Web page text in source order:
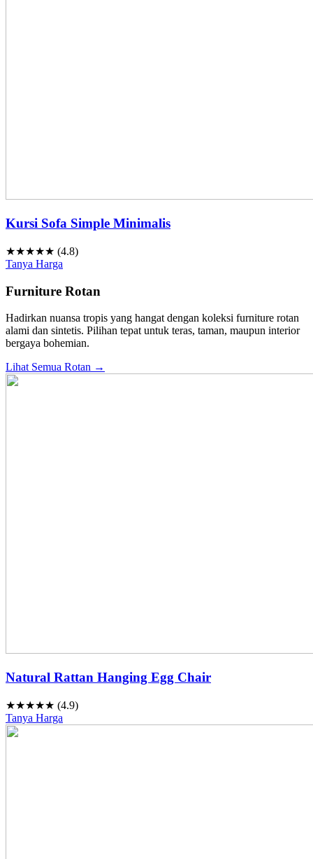
Kursi Sofa Simple Minimalis
★★★★★ (4.8)
Tanya Harga
Furniture Rotan
Hadirkan nuansa tropis yang hangat dengan koleksi furniture rotan
alami dan sintetis. Pilihan tepat untuk teras, taman, maupun interior
bergaya bohemian.
Lihat Semua Rotan →
Natural Rattan Hanging Egg Chair
★★★★★ (4.9)
Tanya Harga